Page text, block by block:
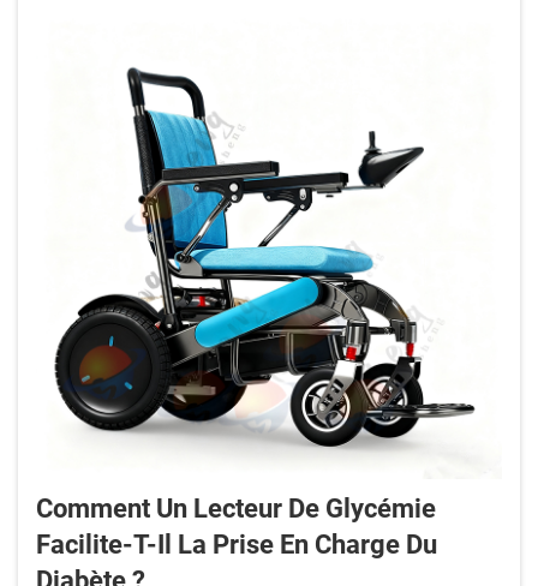
Comment Un Lecteur De Glycémie
Facilite-T-Il La Prise En Charge Du